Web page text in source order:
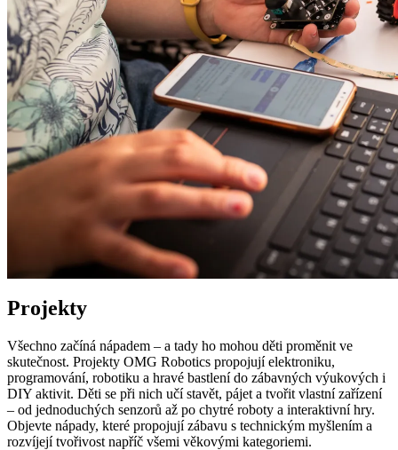
Projekty
Všechno začíná nápadem – a tady ho mohou děti proměnit ve
skutečnost. Projekty OMG Robotics propojují elektroniku,
programování, robotiku a hravé bastlení do zábavných výukových i
DIY aktivit. Děti se při nich učí stavět, pájet a tvořit vlastní zařízení
– od jednoduchých senzorů až po chytré roboty a interaktivní hry.
Objevte nápady, které propojují zábavu s technickým myšlením a
rozvíjejí tvořivost napříč všemi věkovými kategoriemi.